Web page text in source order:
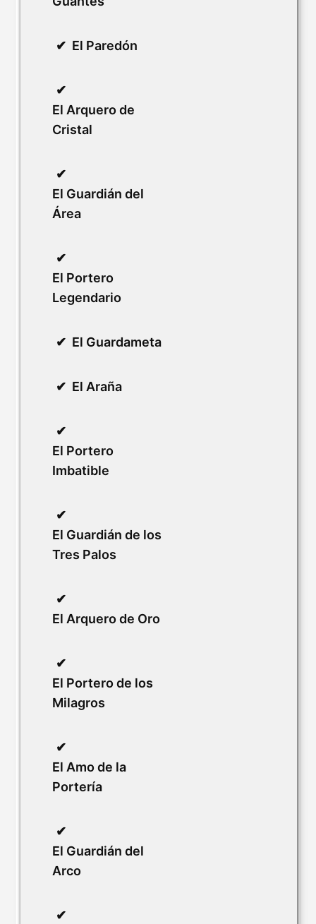
El Paredón
El Arquero de
Cristal
El Guardián del
Área
El Portero
Legendario
El Guardameta
El Araña
El Portero
Imbatible
El Guardián de los
Tres Palos
El Arquero de Oro
El Portero de los
Milagros
El Amo de la
Portería
El Guardián del
Arco